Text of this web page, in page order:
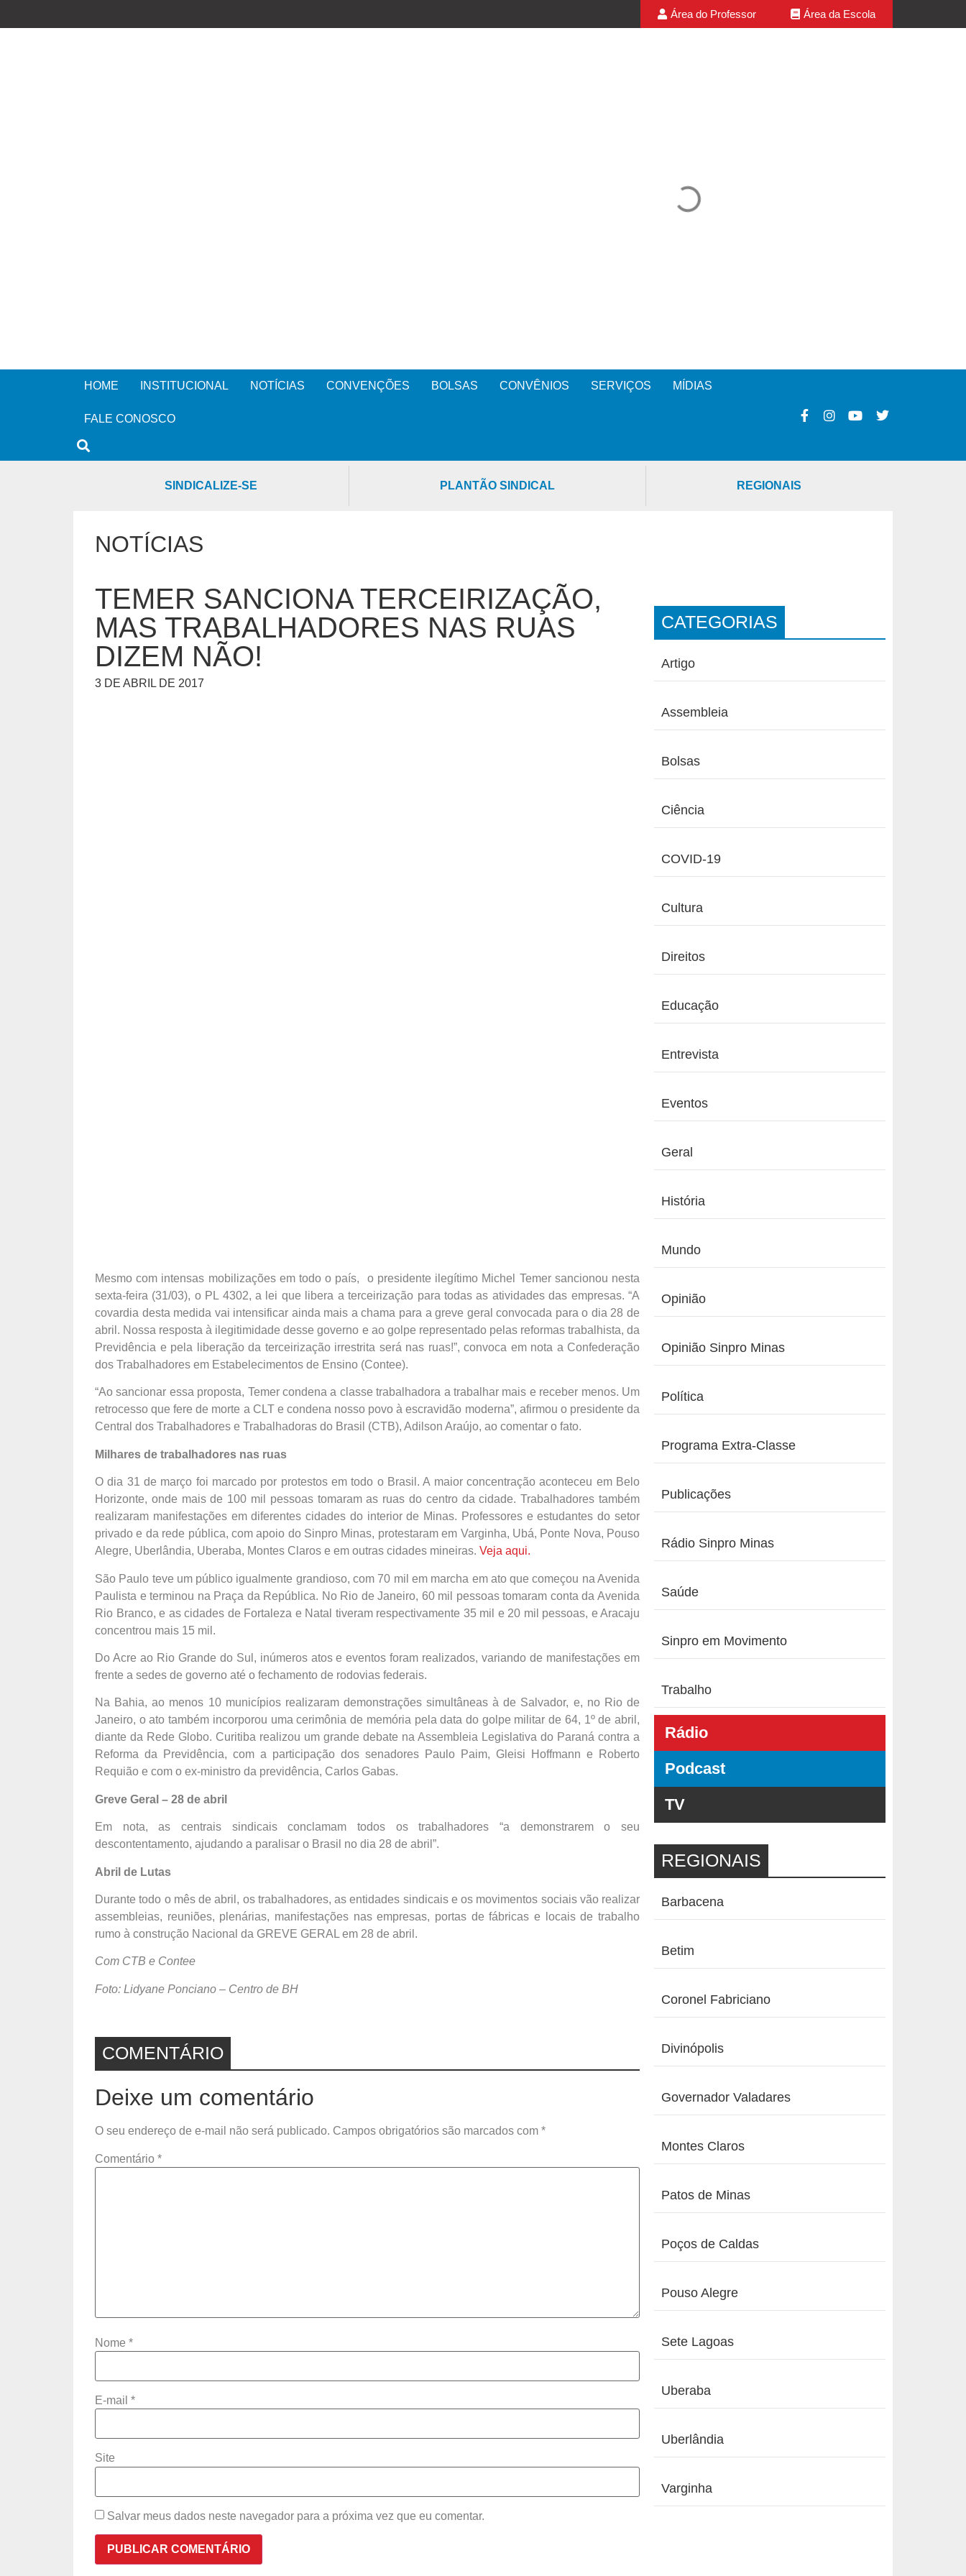
Área do Professor Área da Escola
HOME INSTITUCIONAL NOTÍCIAS CONVENÇÕES BOLSAS CONVÊNIOS SERVIÇOS MÍDIAS
FALE CONOSCO
SINDICALIZE-SE PLANTÃO SINDICAL REGIONAIS
NOTÍCIAS
TEMER SANCIONA TERCEIRIZAÇÃO,
MAS TRABALHADORES NAS RUAS
DIZEM NÃO!
3 DE ABRIL DE 2017
Mesmo com intensas mobilizações em todo o país, o presidente ilegítimo Michel Temer sancionou nesta
sexta-feira (31/03), o PL 4302, a lei que libera a terceirização para todas as atividades das empresas. “A
covardia desta medida vai intensificar ainda mais a chama para a greve geral convocada para o dia 28 de
abril. Nossa resposta à ilegitimidade desse governo e ao golpe representado pelas reformas trabalhista, da
Previdência e pela liberação da terceirização irrestrita será nas ruas!”, convoca em nota a Confederação
dos Trabalhadores em Estabelecimentos de Ensino (Contee).
“Ao sancionar essa proposta, Temer condena a classe trabalhadora a trabalhar mais e receber menos. Um
retrocesso que fere de morte a CLT e condena nosso povo à escravidão moderna”, afirmou o presidente da
Central dos Trabalhadores e Trabalhadoras do Brasil (CTB), Adilson Araújo, ao comentar o fato.
Milhares de trabalhadores nas ruas
O dia 31 de março foi marcado por protestos em todo o Brasil. A maior concentração aconteceu em Belo
Horizonte, onde mais de 100 mil pessoas tomaram as ruas do centro da cidade. Trabalhadores também
realizaram manifestações em diferentes cidades do interior de Minas. Professores e estudantes do setor
privado e da rede pública, com apoio do Sinpro Minas, protestaram em Varginha, Ubá, Ponte Nova, Pouso
Alegre, Uberlândia, Uberaba, Montes Claros e em outras cidades mineiras. Veja aqui.
São Paulo teve um público igualmente grandioso, com 70 mil em marcha em ato que começou na Avenida
Paulista e terminou na Praça da República. No Rio de Janeiro, 60 mil pessoas tomaram conta da Avenida
Rio Branco, e as cidades de Fortaleza e Natal tiveram respectivamente 35 mil e 20 mil pessoas, e Aracaju
concentrou mais 15 mil.
Do Acre ao Rio Grande do Sul, inúmeros atos e eventos foram realizados, variando de manifestações em
frente a sedes de governo até o fechamento de rodovias federais.
Na Bahia, ao menos 10 municípios realizaram demonstrações simultâneas à de Salvador, e, no Rio de
Janeiro, o ato também incorporou uma cerimônia de memória pela data do golpe militar de 64, 1º de abril,
diante da Rede Globo. Curitiba realizou um grande debate na Assembleia Legislativa do Paraná contra a
Reforma da Previdência, com a participação dos senadores Paulo Paim, Gleisi Hoffmann e Roberto
Requião e com o ex-ministro da previdência, Carlos Gabas.
Greve Geral – 28 de abril
Em nota, as centrais sindicais conclamam todos os trabalhadores “a demonstrarem o seu
descontentamento, ajudando a paralisar o Brasil no dia 28 de abril”.
Abril de Lutas
Durante todo o mês de abril, os trabalhadores, as entidades sindicais e os movimentos sociais vão realizar
assembleias, reuniões, plenárias, manifestações nas empresas, portas de fábricas e locais de trabalho
rumo à construção Nacional da GREVE GERAL em 28 de abril.
Com CTB e Contee
Foto: Lidyane Ponciano – Centro de BH
COMENTÁRIO
Deixe um comentário
O seu endereço de e-mail não será publicado. Campos obrigatórios são marcados com *
Comentário *
Nome *
E-mail *
Site
Salvar meus dados neste navegador para a próxima vez que eu comentar.
CATEGORIAS
Artigo
Assembleia
Bolsas
Ciência
COVID-19
Cultura
Direitos
Educação
Entrevista
Eventos
Geral
História
Mundo
Opinião
Opinião Sinpro Minas
Política
Programa Extra-Classe
Publicações
Rádio Sinpro Minas
Saúde
Sinpro em Movimento
Trabalho
Rádio
Podcast
TV
REGIONAIS
Barbacena
Betim
Coronel Fabriciano
Divinópolis
Governador Valadares
Montes Claros
Patos de Minas
Poços de Caldas
Pouso Alegre
Sete Lagoas
Uberaba
Uberlândia
Varginha